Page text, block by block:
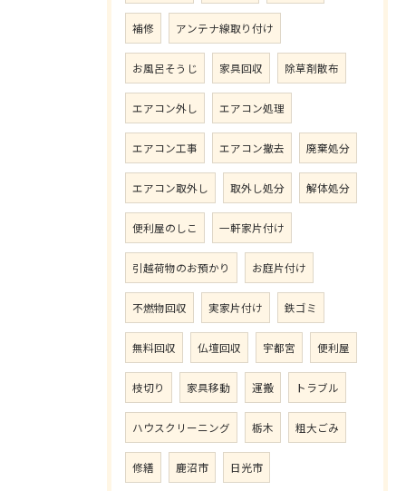
補修 アンテナ線取り付け
お風呂そうじ 家具回収 除草剤散布
エアコン外し エアコン処理
エアコン工事 エアコン撤去 廃棄処分
エアコン取外し 取外し処分 解体処分
便利屋のしこ 一軒家片付け
引越荷物のお預かり お庭片付け
不燃物回収 実家片付け 鉄ゴミ
無料回収 仏壇回収 宇都宮 便利屋
枝切り 家具移動 運搬 トラブル
ハウスクリーニング 栃木 粗大ごみ
修繕 鹿沼市 日光市